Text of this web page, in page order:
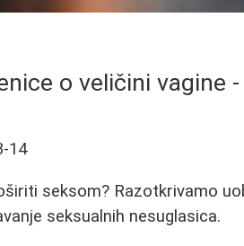
o veličini vagine
14
seksom? Razotkrivamo
seksualnih nesuglasica.